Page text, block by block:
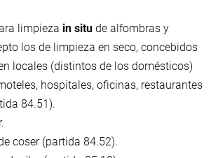
limpieza in situ de alfombras y
los de limpieza en seco, concebidos
locales (distintos de los domésticos)
hospitales, oficinas, restaurantes
84.51).
coser (partida 84.52).